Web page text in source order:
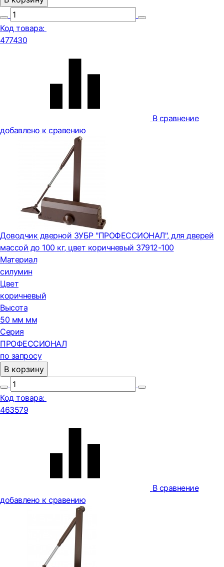
Код товара:
477430
В сравнение
добавлено к сравению
Доводчик дверной ЗУБР "ПРОФЕССИОНАЛ", для дверей
массой до 100 кг, цвет коричневый 37912-100
Материал
силумин
Цвет
коричневый
Высота
50 мм мм
Серия
ПРОФЕССИОНАЛ
по запросу
В корзину
Код товара:
463579
В сравнение
добавлено к сравению